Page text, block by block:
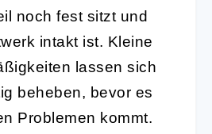
noch fest sitzt und
intakt ist. Kleine
lassen sich
beheben, bevor es
Problemen kommt.